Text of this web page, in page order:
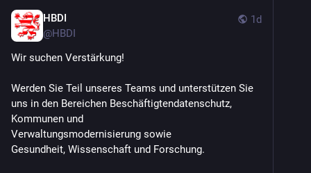
1d
HBDI
@HBDI
Wir suchen Verstärkung!
Werden Sie Teil unseres Teams und unterstützen Sie
uns in den Bereichen Beschäftigtendatenschutz,
Kommunen und
Verwaltungsmodernisierung sowie
Gesundheit, Wissenschaft und Forschung.